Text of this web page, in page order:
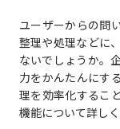
ユーザーからの問
整理や処理などに
ないでしょうか。
力をかんたんにす
理を効率化するこ
機能について詳しく